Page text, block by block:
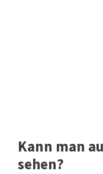
Kann man
sehen?